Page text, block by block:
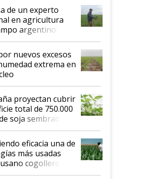
de un experto
en agricultura
argentino:
impresionado"
nuevos excesos
extrema en
proyectan cubrir
total de 750.000
soja sembradas
generación de
que marcan un
en genética y
eficacia una de
más usadas
cogollero? El
tecnología clave